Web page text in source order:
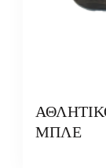
ΜΠΛΕ